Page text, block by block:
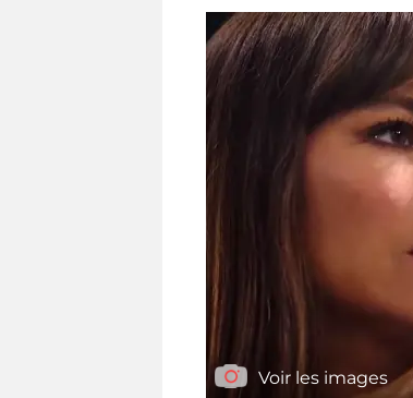
Voir les images